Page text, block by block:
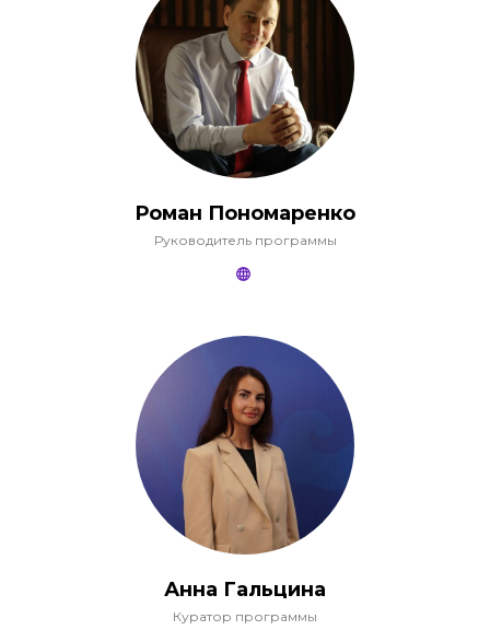
Роман Пономаренко
Руководитель программы
Анна Гальцина
Куратор программы